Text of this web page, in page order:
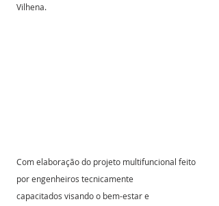
Vilhena.
Com elaboração do projeto multifuncional feito
por engenheiros tecnicamente
capacitados visando o bem-estar e